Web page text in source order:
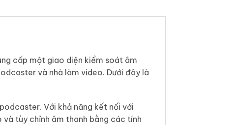
cấp một giao diện kiểm soát âm
và nhà làm video. Dưới đây là
Với khả năng kết nối với
tùy chỉnh âm thanh bằng các tính